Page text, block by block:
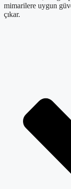
mimarilere uygun
çıkar.